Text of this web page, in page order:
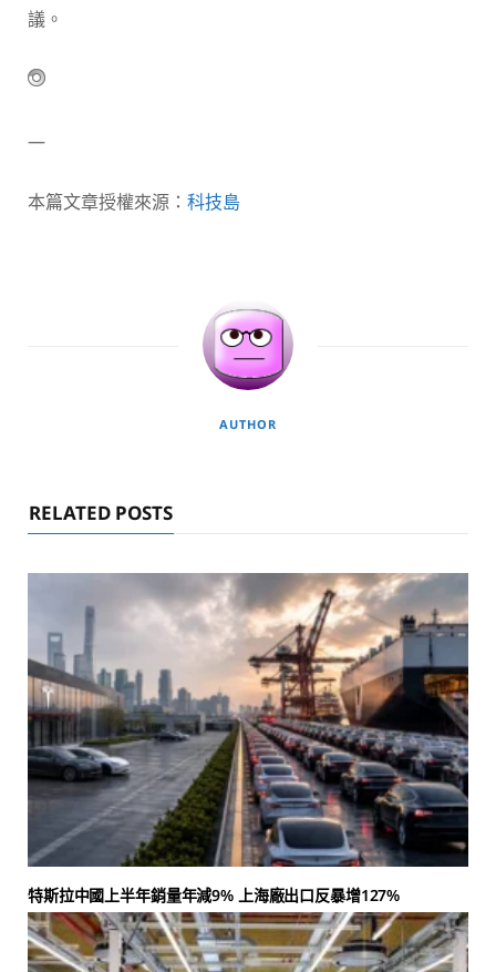
議。
—
本篇文章授權來源： 科技島
AUTHOR
RELATED POSTS
特斯拉中國上半年銷量年減9% 上海廠出口反暴增127%